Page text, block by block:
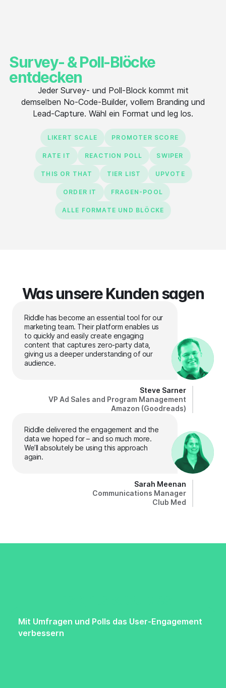
Survey- & Poll-Blöcke
entdecken
Jeder Survey- und Poll-Block kommt mit
demselben No-Code-Builder, vollem Branding und
Lead-Capture. Wähl ein Format und leg los.
LIKERT SCALE PROMOTER SCORE
RATE IT REACTION POLL SWIPER
THIS OR THAT TIER LIST UPVOTE
ORDER IT FRAGEN-POOL
ALLE FORMATE UND BLÖCKE
Was unsere Kunden sagen
Riddle has become an essential tool for our
marketing team. Their platform enables us
to quickly and easily create engaging
content that captures zero-party data,
giving us a deeper understanding of our
audience.
Steve Sarner
VP Ad Sales and Program Management
Amazon (Goodreads)
Riddle delivered the engagement and the
data we hoped for – and so much more.
We’ll absolutely be using this approach
again.
Sarah Meenan
Communications Manager
Club Med
Mit Umfragen und Polls das User-Engagement
verbessern